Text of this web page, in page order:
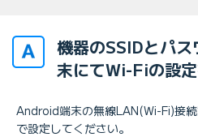
機器のSSIDとパ
末にてWi-Fiの設定
Android端末の無線LAN(Wi-Fi)接
で設定してください。